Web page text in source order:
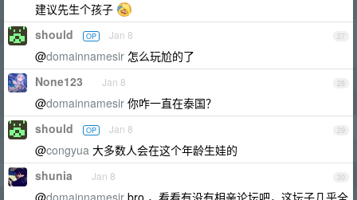
建议先生个孩子
27
should OP Jan 8
@domainnamesir 怎么玩尬的了
28
None123 Jan 8
@domainnamesir 你咋一直在泰国？
29
should OP Jan 8
@congyua 大多数人会在这个年龄生娃的
30
shunia Jan 8
@domainnamesir bro ，看看有没有相亲论坛吧，这坛子几乎全